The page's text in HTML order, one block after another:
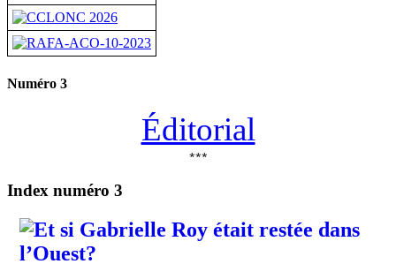
Numéro 3
Éditorial
***
Index numéro 3